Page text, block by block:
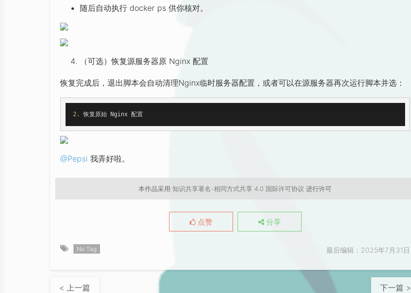
随后自动执行 docker ps 供你核对。
（可选）恢复源服务器原 Nginx 配置
恢复完成后，退出脚本会自动清理Nginx临时服务器配置，或者可以在源服务器再次运行脚本并选：
2. 恢复原始 Nginx 配置
@Pepsi 我弄好啦。
本作品采用 知识共享署名-相同方式共享 4.0 国际许可协议 进行许可
点赞 分享
No Tag 最后编辑：2025年7月31日
< 上一篇 下一篇 >